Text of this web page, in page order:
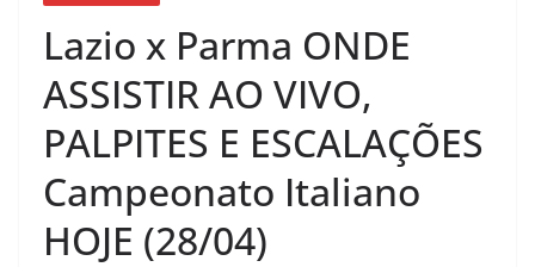
Lazio x Parma ONDE
ASSISTIR AO VIVO,
PALPITES E ESCALAÇÕES
Campeonato Italiano
HOJE (28/04)